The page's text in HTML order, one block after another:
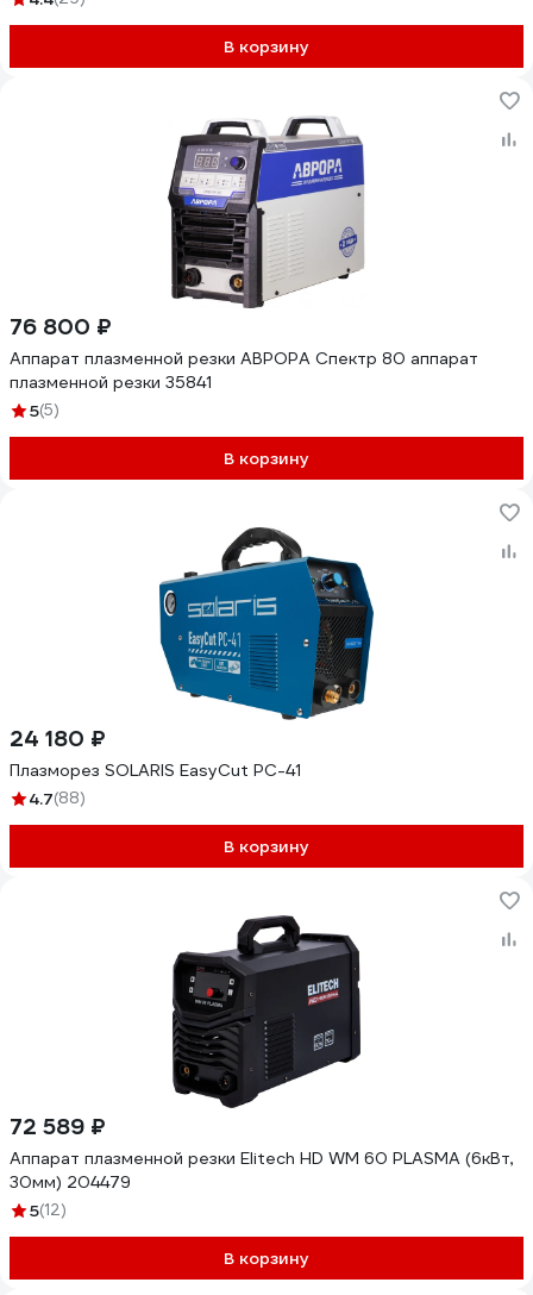
В корзину
76 800 ₽
Аппарат плазменной резки АВРОРА Спектр 80 аппарат
плазменной резки 35841
5(5)
В корзину
24 180 ₽
Плазморез SOLARIS EasyCut PC-41
4.7(88)
В корзину
72 589 ₽
Аппарат плазменной резки Elitech HD WM 60 PLASMA (6кВт,
30мм) 204479
5(12)
В корзину